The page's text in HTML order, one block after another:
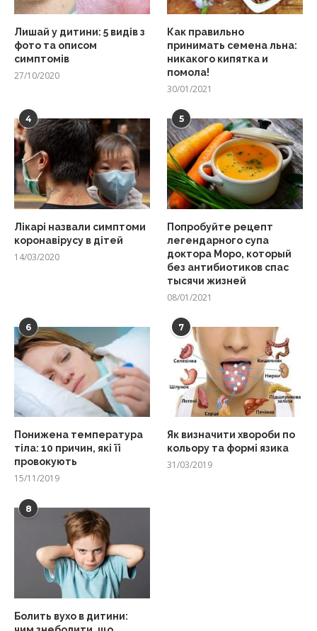
Лишай у дитини: 5 видів з
фото та описом
симптомів
27/10/2020
Как правильно
принимать семена льна:
никакого кипятка и
помола!
30/01/2021
4
Лікарі назвали симптоми
коронавірусу в дітей
14/03/2020
5
Попробуйте рецепт
легендарного супа
доктора Моро, который
без антибиотиков спас
тысячи жизней
08/01/2021
6
Понижена температура
тіла: 10 причин, які її
провокують
15/11/2019
7
Як визначити хвороби по
кольору та формі язика
31/03/2019
8
Болить вухо в дитини: